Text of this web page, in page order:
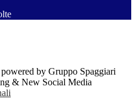
by Gruppo Spaggiari
& New Social Media